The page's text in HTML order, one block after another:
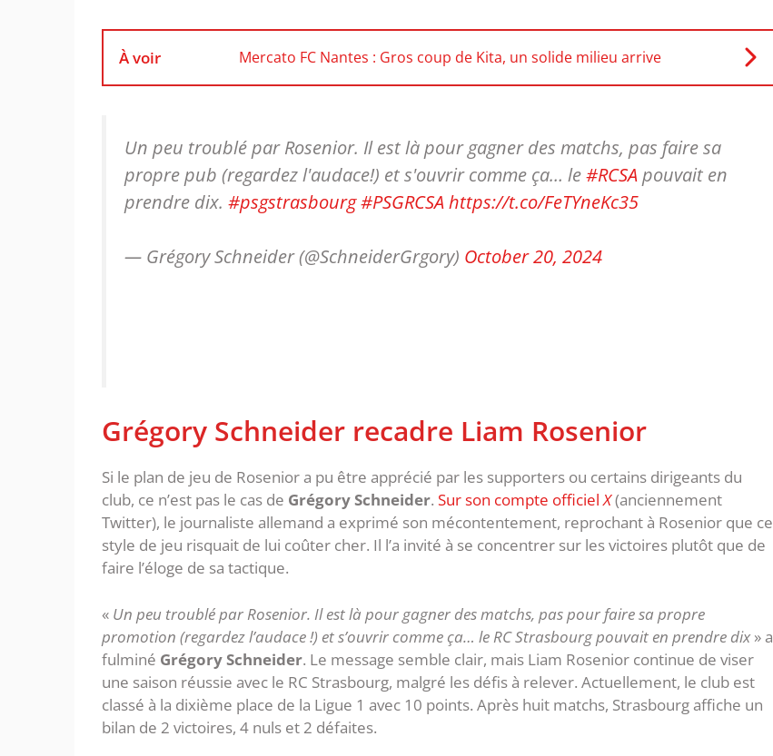
À voir Mercato FC Nantes : Gros coup de Kita, un solide milieu arrive
Un peu troublé par Rosenior. Il est là pour gagner des matchs, pas faire sa
propre pub (regardez l'audace!) et s'ouvrir comme ça… le#RCSApouvait en
prendre dix. #psgstrasbourg#PSGRCSAhttps://t.co/FeTYneKc35
— Grégory Schneider (@SchneiderGrgory) October 20, 2024
Grégory Schneider recadre Liam Rosenior
Si le plan de jeu de Rosenior a pu être apprécié par les supporters ou certains dirigeants du
club, ce n’est pas le cas de Grégory Schneider. Sur son compte officielX(anciennement
Twitter), le journaliste allemand a exprimé son mécontentement, reprochant à Rosenior que ce
style de jeu risquait de lui coûter cher. Il l’a invité à se concentrer sur les victoires plutôt que de
faire l’éloge de sa tactique.
« Un peu troublé par Rosenior. Il est là pour gagner des matchs, pas pour faire sa propre
promotion (regardez l’audace !) et s’ouvrir comme ça… le RC Strasbourg pouvait en prendre dix» a
fulminé Grégory Schneider. Le message semble clair, mais Liam Rosenior continue de viser
une saison réussie avec le RC Strasbourg, malgré les défis à relever. Actuellement, le club est
classé à la dixième place de la Ligue 1 avec 10 points. Après huit matchs, Strasbourg affiche un
bilan de 2 victoires, 4 nuls et 2 défaites.